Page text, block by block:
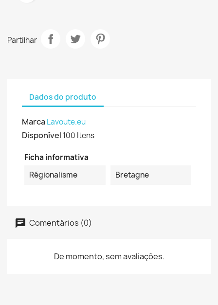
Partilhar
Dados do produto
MarcaLavoute.eu
Disponível 100 Itens
Ficha informativa
Régionalisme
Bretagne
Comentários (0)
De momento, sem avaliações.